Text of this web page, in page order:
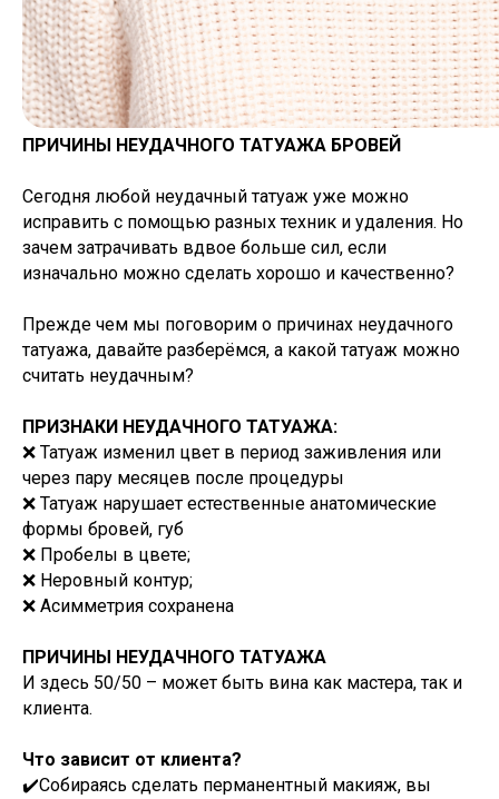
ПРИЧИНЫ НЕУДАЧНОГО ТАТУАЖА БРОВЕЙ
Сегодня любой неудачный татуаж уже можно
исправить с помощью разных техник и удаления. Но
зачем затрачивать вдвое больше сил, если
изначально можно сделать хорошо и качественно?
Прежде чем мы поговорим о причинах неудачного
татуажа, давайте разберёмся, а какой татуаж можно
считать неудачным?
ПРИЗНАКИ НЕУДАЧНОГО ТАТУАЖА:
❌ Татуаж изменил цвет в период заживления или
через пару месяцев после процедуры
❌ Татуаж нарушает естественные анатомические
формы бровей, губ
❌ Пробелы в цвете;
❌ Неровный контур;
❌ Асимметрия сохранена
ПРИЧИНЫ НЕУДАЧНОГО ТАТУАЖА
И здесь 50/50 – может быть вина как мастера, так и
клиента.
Что зависит от клиента?
✔️Собираясь сделать перманентный макияж, вы